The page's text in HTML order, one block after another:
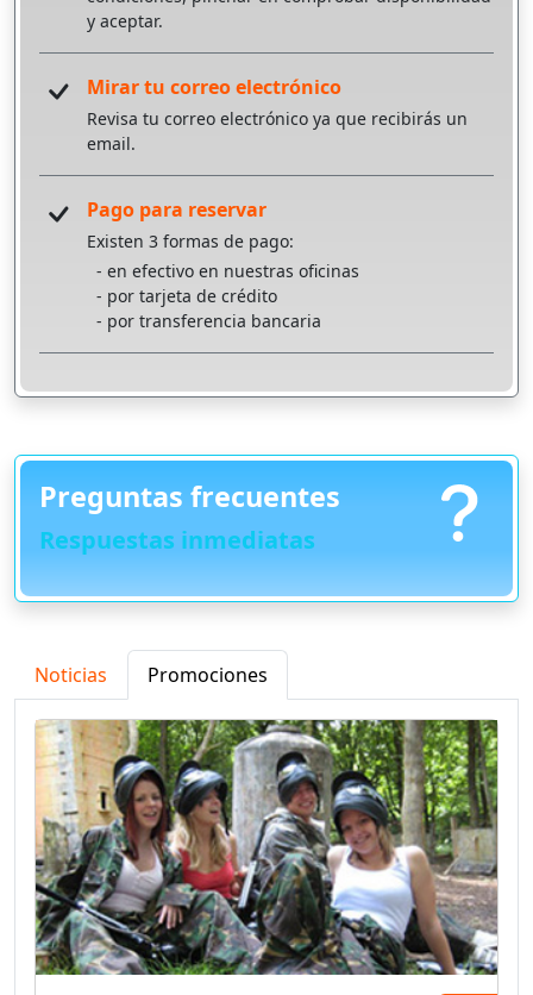
y aceptar.
Mirar tu correo electrónico
Revisa tu correo electrónico ya que recibirás un
email.
Pago para reservar
Existen 3 formas de pago:
- en efectivo en nuestras oficinas
- por tarjeta de crédito
- por transferencia bancaria
Preguntas frecuentes
Respuestas inmediatas
Noticias Promociones